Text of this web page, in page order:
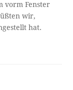
vorm Fenster
wir,
hat.